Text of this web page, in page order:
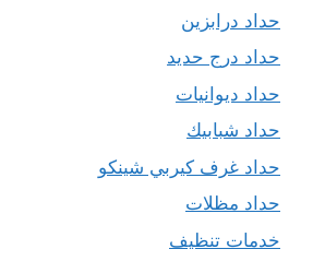
حداد درابزين
حداد درج حديد
حداد ديوانيات
حداد شبابيك
حداد غرف كيربي شينكو
حداد مظلات
خدمات تنظيف